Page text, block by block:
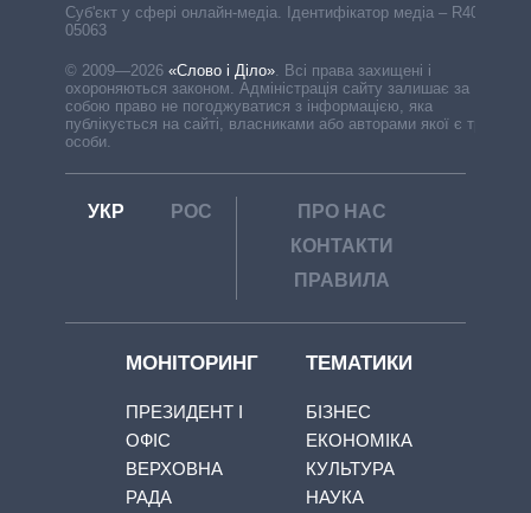
Cуб'єкт у сфері онлайн-медіа. Ідентифікатор медіа – R40-
05063
© 2009—2026 «Слово і Діло»
Всі права захищені і
охороняються законом. Адміністрація сайту залишає за
собою право не погоджуватися з інформацією, яка
публікується на сайті, власниками або авторами якої є треті
особи.
УКР РОС
ПРО НАС
КОНТАКТИ
ПРАВИЛА
МОНІТОРИНГ
ПРЕЗИДЕНТ І
ОФІС
ВЕРХОВНА
РАДА
ТЕМАТИКИ
БІЗНЕС
ЕКОНОМІКА
КУЛЬТУРА
НАУКА